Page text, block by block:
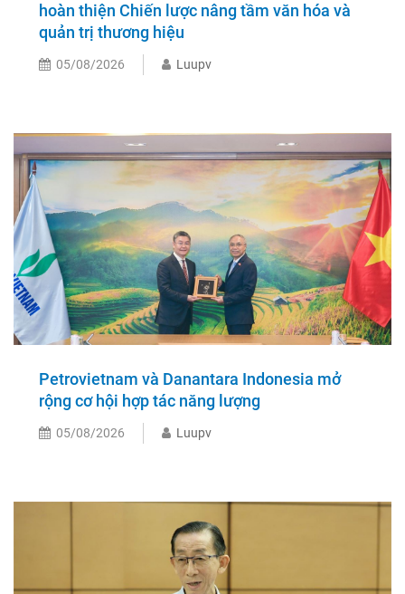
hoàn thiện Chiến lược nâng tầm văn hóa và
quản trị thương hiệu
05/08/2026 Luupv
Petrovietnam và Danantara Indonesia mở
rộng cơ hội hợp tác năng lượng
05/08/2026 Luupv